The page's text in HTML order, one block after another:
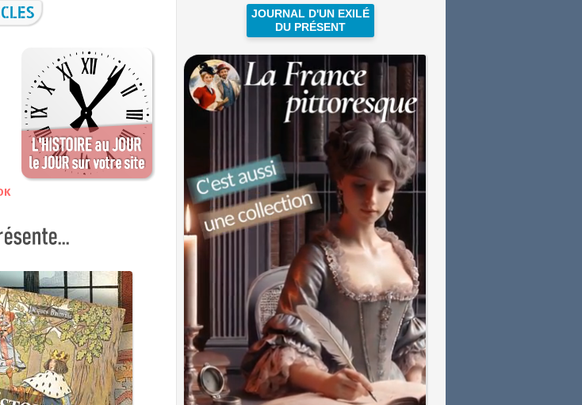
JOURNAL D'UN EXILÉ
DU PRÉSENT